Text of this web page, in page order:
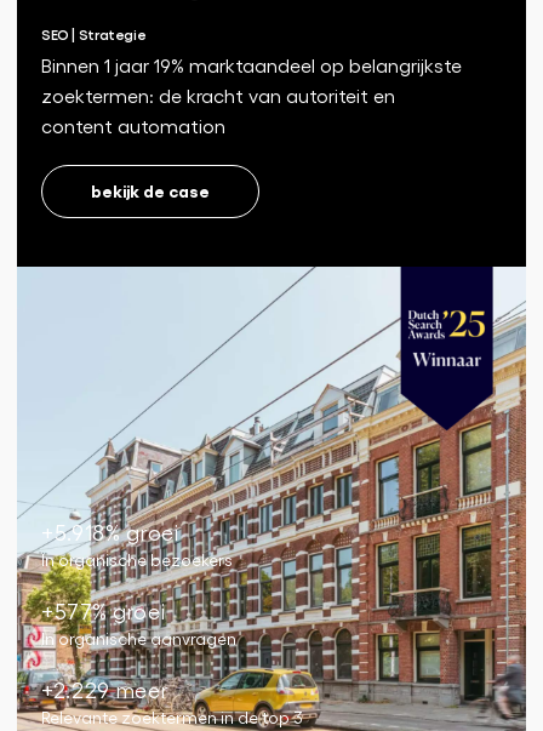
SEO | Strategie
Binnen 1 jaar 19% marktaandeel op belangrijkste
zoektermen: de kracht van autoriteit en
content automation
bekijk de case
+5.918% groei
In organische bezoekers
+577% groei
In organische aanvragen
+2.229 meer
Relevante zoektermen in de top 3